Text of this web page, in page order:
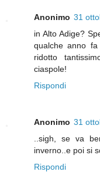
Anonimo 31
in Alto Adige?
qualche anno
ridotto
ciaspole!
Rispondi
Anonimo 31
..sigh, se va
inverno..e poi si
Rispondi